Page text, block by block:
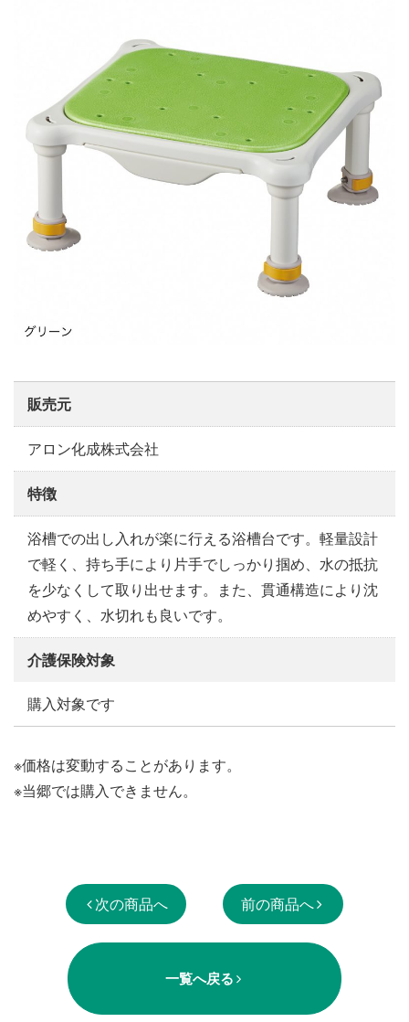
販売元
アロン化成株式会社
特徴
浴槽での出し入れが楽に行える浴槽台です。軽量設計
で軽く、持ち手により片手でしっかり掴め、水の抵抗
を少なくして取り出せます。また、貫通構造により沈
めやすく、水切れも良いです。
介護保険対象
購入対象です
※価格は変動することがあります。
※当郷では購入できません。
次の商品へ 前の商品へ
一覧へ戻る